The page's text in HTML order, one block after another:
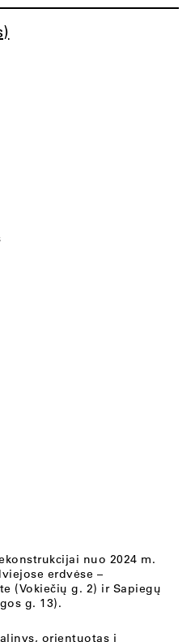
nuo 2024 m.
erdvėse –
(Vokiečių g. 2) ir Sapiegų
g. 13).
orientuotas į